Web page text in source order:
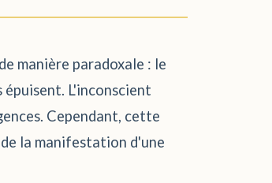
manière paradoxale : le
L'inconscient
Cependant, cette
la manifestation d'une